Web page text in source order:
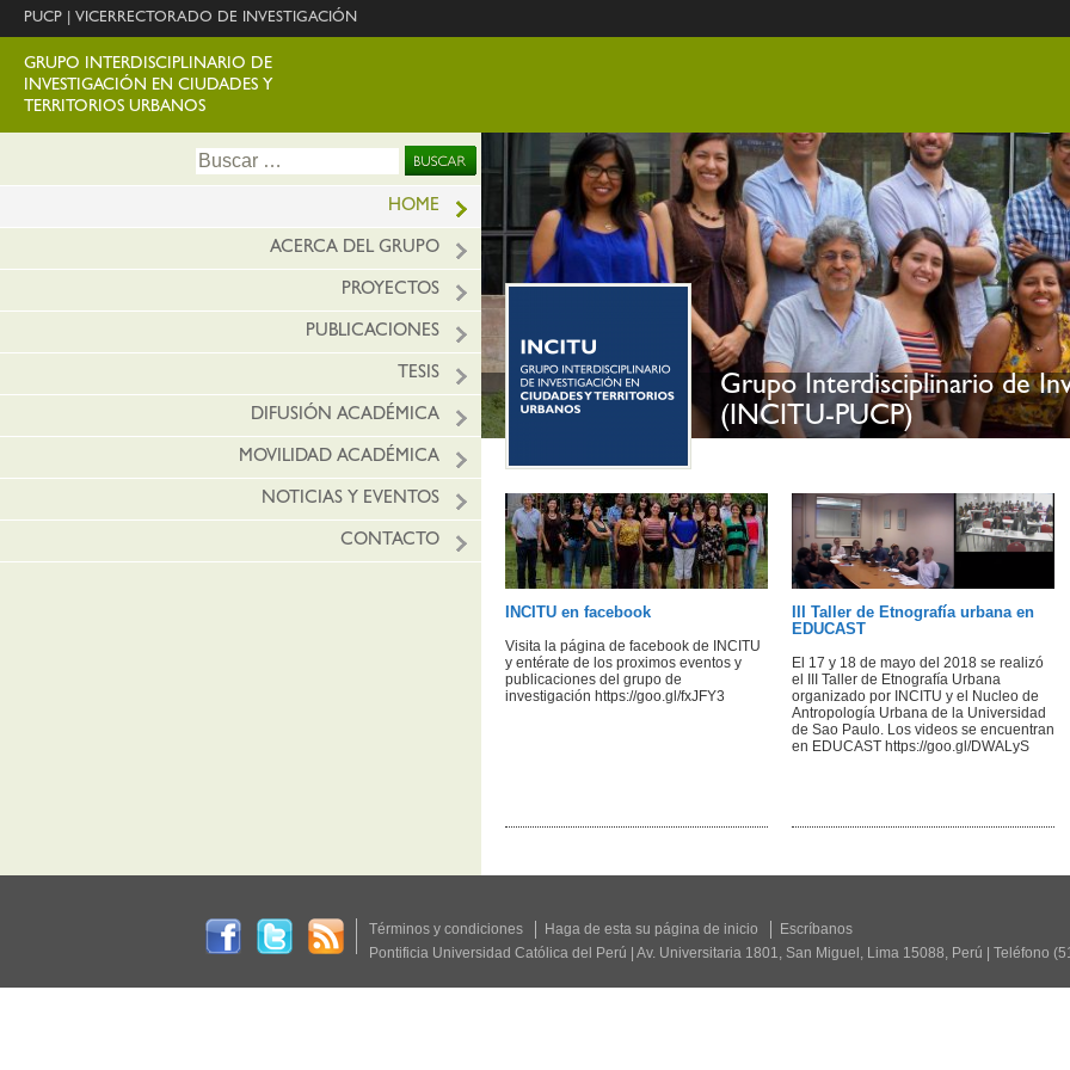
PUCP VICERRECTORADO DE INVESTIGACIÓN
GRUPO INTERDISCIPLINARIO DE
INVESTIGACIÓN EN CIUDADES Y
TERRITORIOS URBANOS
al
contenido
Buscar:
HOME
ACERCA DEL GRUPO
PROYECTOS
PUBLICACIONES
TESIS
DIFUSIÓN ACADÉMICA
MOVILIDAD ACADÉMICA
NOTICIAS Y EVENTOS
CONTACTO
Grupo Interdisciplinario de
(INCITU-PUCP)
INCITU en facebook
Visita la página de facebook de INCITU
y entérate de los proximos eventos y
publicaciones del grupo de
investigación https://goo.gl/fxJFY3
III Taller de Etnografía urbana en
EDUCAST
El 17 y 18 de mayo del 2018 se realizó
el III Taller de Etnografía Urbana
organizado por INCITU y el Nucleo de
Antropología Urbana de la Universidad
de Sao Paulo. Los videos se encuentran
en EDUCAST https://goo.gl/DWALyS
Términos y condiciones Haga de esta su página de inicio
Escríbanos
Pontificia Universidad Católica del Perú | Av. Universitaria 1801, San Miguel, Lima 15088, Perú | Teléfono